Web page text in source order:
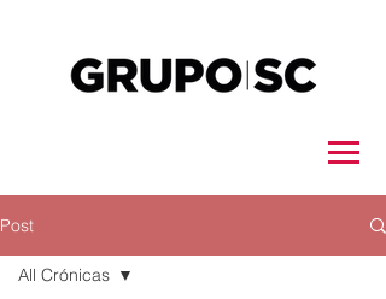
Post
All Crónicas